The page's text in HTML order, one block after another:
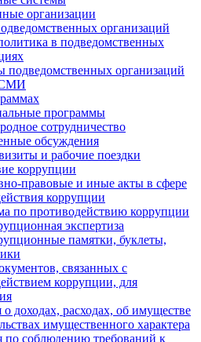
организации
организаций
в подведомственных
подведомственных организаций
СМИ
программы
сотрудничество
обсуждения
и рабочие поездки
коррупции
правовые и иные акты в сфере
коррупции
по противодействию коррупции
экспертиза
памятки, буклеты,
связанных с
коррупции, для
доходах, расходах, об имуществе
имущественного характера
по соблюдению требований к